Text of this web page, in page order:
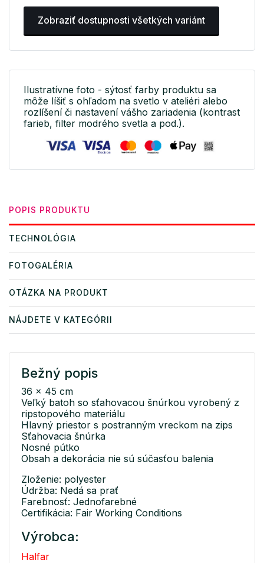
Zobraziť dostupnosti všetkých variánt
Ilustratívne foto - sýtosť farby produktu sa
môže líšiť s ohľadom na svetlo v ateliéri alebo
rozlíšení či nastavení vášho zariadenia (kontrast
farieb, filter modrého svetla a pod.).
POPIS PRODUKTU
TECHNOLÓGIA
FOTOGALÉRIA
OTÁZKA NA PRODUKT
NÁJDETE V KATEGÓRII
Bežný popis
36 x 45 cm
Veľký batoh so sťahovacou šnúrkou vyrobený z
ripstopového materiálu
Hlavný priestor s postranným vreckom na zips
Sťahovacia šnúrka
Nosné pútko
Obsah a dekorácia nie sú súčasťou balenia
Zloženie: polyester
Údržba: Nedá sa prať
Farebnosť: Jednofarebné
Certifikácia: Fair Working Conditions
Výrobca:
Halfar